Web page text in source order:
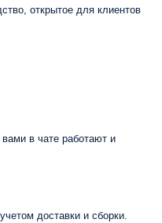
открытое для клиентов
в чате работают и
доставки и сборки.